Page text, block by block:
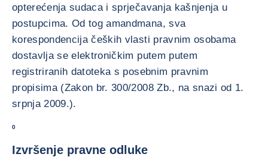
opterećenja sudaca i sprječavanja kašnjenja u
postupcima. Od tog amandmana, sva
korespondencija čeških vlasti pravnim osobama
dostavlja se elektroničkim putem putem
registriranih datoteka s posebnim pravnim
propisima (Zakon br. 300/2008 Zb., na snazi od 1.
srpnja 2009.).
0
Izvršenje pravne odluke